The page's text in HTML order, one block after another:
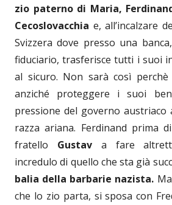
zio paterno di Maria,
Cecoslovacchia e, all’incalzare
Svizzera dove presso una
fiduciario, trasferisce tutti i suoi
al sicuro. Non sarà così perchè
anziché proteggere i suoi
pressione del governo austriaco
razza ariana. Ferdinand prima
fratello Gustava fare
incredulo di quello che sta già
balia della barbarie nazista.
che lo zio parta, si sposa con